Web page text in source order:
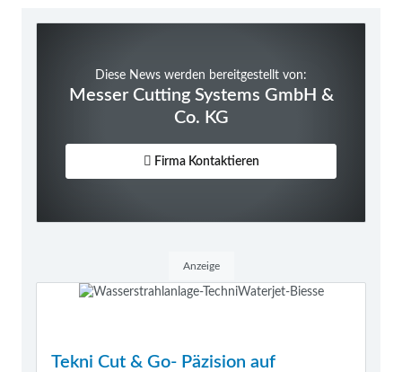
Diese News werden bereitgestellt von:
Messer Cutting Systems GmbH &
Co. KG
Firma Kontaktieren
Anzeige
Tekni Cut & Go- Päzision auf